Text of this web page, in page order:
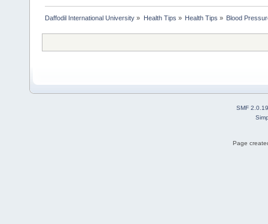
Daffodil International University » Health Tips » Health Tips » Blood
SMF 2.0.19
Page